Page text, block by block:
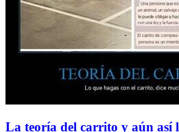
La teoría del carrito y aún así